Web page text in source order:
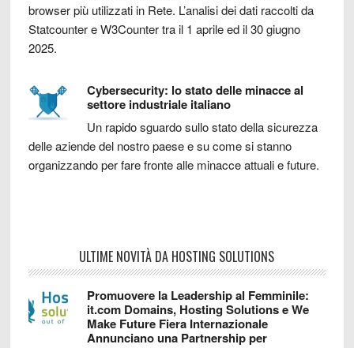
browser più utilizzati in Rete. L’analisi dei dati raccolti da
Statcounter e W3Counter tra il 1 aprile ed il 30 giugno
2025.
Cybersecurity: lo stato delle minacce al
settore industriale italiano
Un rapido sguardo sullo stato della sicurezza
delle aziende del nostro paese e su come si stanno
organizzando per fare fronte alle minacce attuali e future.
ULTIME NOVITÀ DA HOSTING SOLUTIONS
Promuovere la Leadership al Femminile:
it.com Domains, Hosting Solutions e We
Make Future Fiera Internazionale
Annunciano una Partnership per